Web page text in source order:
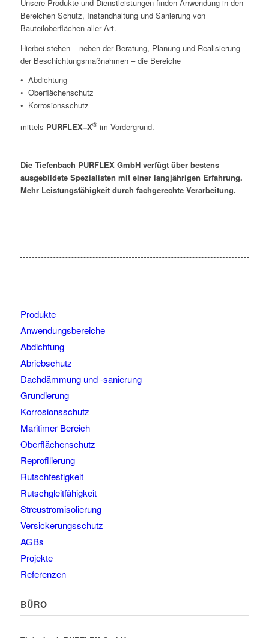
Unsere Produkte und Dienstleistungen finden Anwendung in den
Bereichen Schutz, Instandhaltung und Sanierung von
Bauteiloberflächen aller Art.
Hierbei stehen – neben der Beratung, Planung und Realisierung
der Beschichtungsmaßnahmen – die Bereiche
• Abdichtung
• Oberflächenschutz
• Korrosionsschutz
mittels PURFLEX–X®im Vordergrund.
Die Tiefenbach PURFLEX GmbH verfügt über bestens
ausgebildete Spezialisten mit einer langjährigen Erfahrung.
Mehr Leistungsfähigkeit durch fachgerechte Verarbeitung.
Produkte
Anwendungsbereiche
Abdichtung
Abriebschutz
Dachdämmung und -sanierung
Grundierung
Korrosionsschutz
Maritimer Bereich
Oberflächenschutz
Reprofilierung
Rutschfestigkeit
Rutschgleitfähigkeit
Streustromisolierung
Versickerungsschutz
AGBs
Projekte
Referenzen
BÜRO